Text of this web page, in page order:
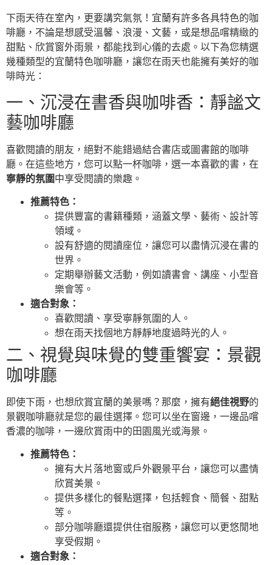
下雨天待在室內，更要講究氣氛！宜蘭有許多各具特色的咖
啡廳，不論是想感受溫馨、浪漫、文藝，或是想品嚐精緻的
甜點、欣賞窗外雨景，都能找到心儀的去處。以下為您精選
幾種類型的宜蘭特色咖啡廳，讓您在雨天也能擁有美好的咖
啡時光：
一、沉浸在書香與咖啡香：靜謐文
藝咖啡廳
喜歡閱讀的朋友，絕對不能錯過結合書店或圖書館的咖啡
廳。在這些地方，您可以點一杯咖啡，選一本喜歡的書，在
寧靜的氛圍中享受閱讀的樂趣。
推薦特色：
提供豐富的書籍種類，涵蓋文學、藝術、設計等
領域。
設有舒適的閱讀座位，讓您可以盡情沉浸在書的
世界。
定期舉辦藝文活動，例如讀書會、講座、小型音
樂會等。
適合對象：
喜歡閱讀、享受寧靜氛圍的人。
想在雨天找個地方靜靜地度過時光的人。
二、視覺與味覺的雙重饗宴：景觀
咖啡廳
即使下雨，也想欣賞宜蘭的美景嗎？那麼，擁有絕佳視野的
景觀咖啡廳就是您的最佳選擇。您可以坐在窗邊，一邊品嚐
香濃的咖啡，一邊欣賞雨中的田園風光或海景。
推薦特色：
擁有大片落地窗或戶外觀景平台，讓您可以盡情
欣賞美景。
提供多樣化的餐點選擇，包括輕食、簡餐、甜點
等。
部分咖啡廳還提供住宿服務，讓您可以更悠閒地
享受假期。
適合對象：